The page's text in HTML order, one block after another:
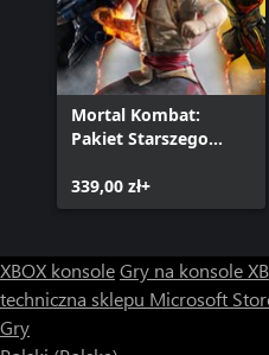
Mortal Kombat:
Pakiet Starszego
339,00 zł+
XBOX konsoleGry na konsole
techniczna sklepu Microsoft
Gry